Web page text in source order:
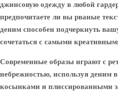
джинсовую одежду в любой
предпочитаете ли вы рваные
деним способен подчеркнуть
сочетаться с самыми
Современные образы играют с
небрежностью, используя деним
косынками и плиссированными